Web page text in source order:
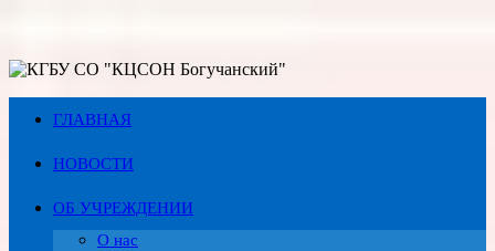
Перейти
к
содержимому
ГЛАВНАЯ
НОВОСТИ
ОБ УЧРЕЖДЕНИИ
О нас